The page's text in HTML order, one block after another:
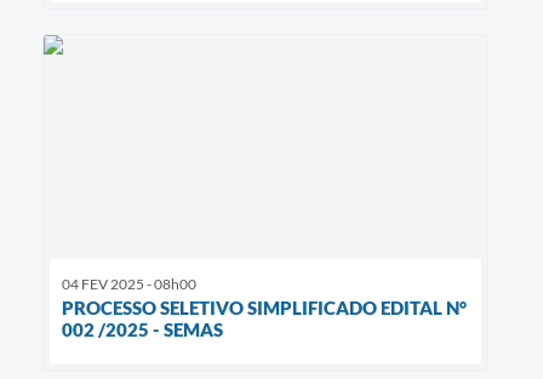
04 FEV 2025 - 08h00
PROCESSO SELETIVO SIMPLIFICADO EDITAL N°
002 /2025 - SEMAS